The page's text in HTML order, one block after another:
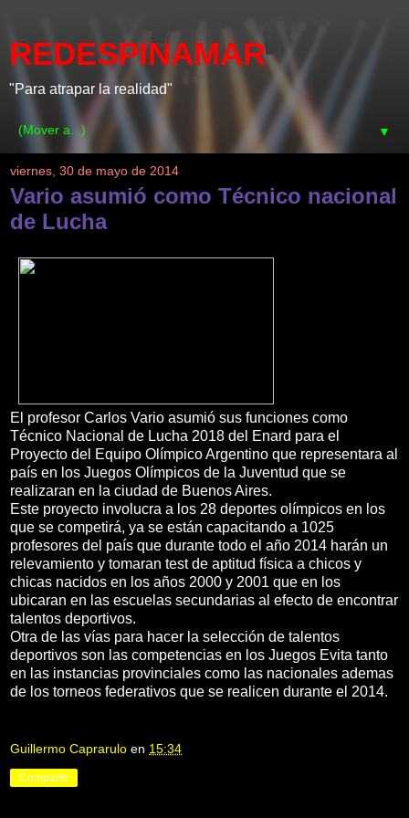
REDESPINAMAR
"Para atrapar la realidad"
▼
viernes, 30 de mayo de 2014
Vario asumió como Técnico nacional
de Lucha
El profesor Carlos Vario asumió sus funciones como
Técnico Nacional de Lucha 2018 del Enard para el
Proyecto del Equipo Olímpico Argentino que representara al
país en los Juegos Olímpicos de la Juventud que se
realizaran en la ciudad de Buenos Aires.
Este proyecto involucra a los 28 deportes olímpicos en los
que se competirá, ya se están capacitando a 1025
profesores del país que durante todo el año 2014 harán un
relevamiento y tomaran test de aptitud física a chicos y
chicas nacidos en los años 2000 y 2001 que en los
ubicaran en las escuelas secundarias al efecto de encontrar
talentos deportivos.
Otra de las vías para hacer la selección de talentos
deportivos son las competencias en los Juegos Evita tanto
en las instancias provinciales como las nacionales ademas
de los torneos federativos que se realicen durante el 2014.
Guillermo Caprarulo en 15:34
Compartir